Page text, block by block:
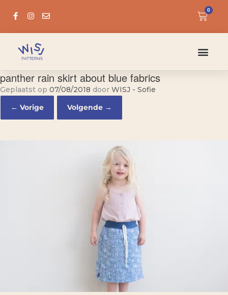
0
panther rain skirt about blue fabrics
Geplaatst op 07/08/2018 door WISJ - Sofie
← Vorige
Volgende →